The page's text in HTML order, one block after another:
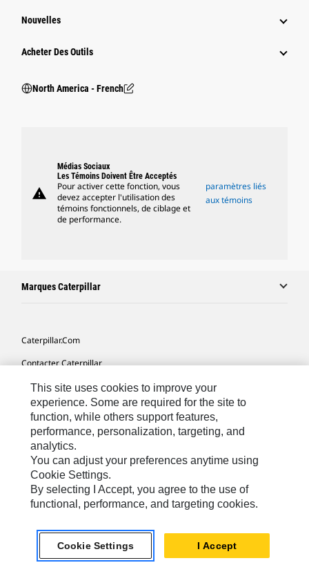
Nouvelles
Acheter Des Outils
North America - French
warning
Médias Sociaux
Les Témoins Doivent Être Acceptés
Pour activer cette fonction, vous
devez accepter l'utilisation des
témoins fonctionnels, de ciblage et
de performance.
paramètres liés
aux témoins
Marques Caterpillar
Caterpillar.com
Contacter Caterpillar
Mes Préférences Marketing
Plan Du Site
Cookie Settings
Légales
Confidentialité
North America - French© 2026 Caterpillar. Tous droits réservés.
This site uses cookies to improve your
experience. Some are required for the site to
function, while others support features,
performance, personalization, targeting, and
analytics.
You can adjust your preferences anytime using
Cookie Settings.
By selecting I Accept, you agree to the use of
functional, performance, and targeting cookies.
Cookie Settings I Accept